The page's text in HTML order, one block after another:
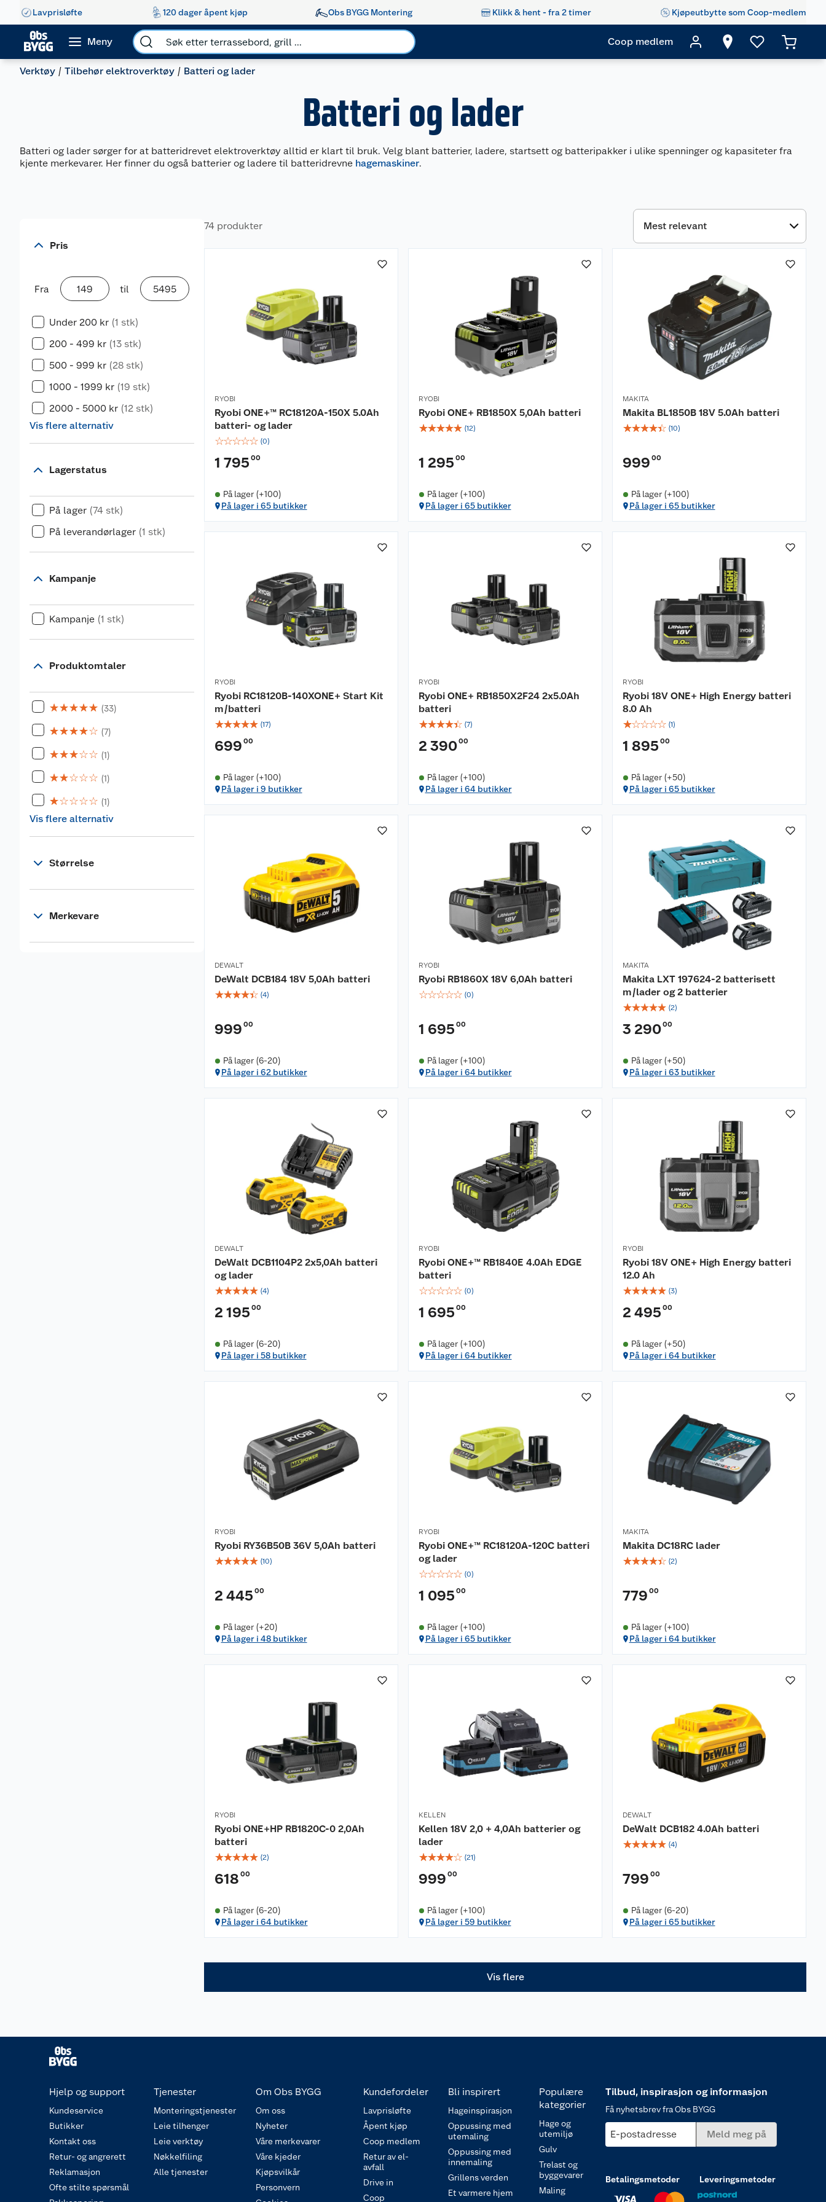
Lavprisløfte 120 dager åpent kjøp Obs BYGG Montering Klikk & hent - fra 2 timer Kjøpeutbytte som Coop-medlem
Meny Coop medlem
Verktøy Tilbehør elektroverktøy Batteri og lader
Batteri og lader
Batteri og lader sørger for at batteridrevet elektroverktøy alltid er klart til bruk. Velg blant batterier, ladere, startsett og batteripakker i ulike spenninger og kapasiteter fra
kjente merkevarer. Her finner du også batterier og ladere til batteridrevne hagemaskiner.
Pris
Fra til
Under 200 kr (1 stk)
200 - 499 kr (13 stk)
500 - 999 kr (28 stk)
1000 - 1999 kr (19 stk)
2000 - 5000 kr (12 stk)
Vis flere alternativ
Lagerstatus
På lager (74 stk)
På leverandørlager (1 stk)
Kampanje
Kampanje (1 stk)
Produktomtaler
☆☆☆☆☆ (33)
☆☆☆☆☆ (7)
☆☆☆☆☆ (1)
☆☆☆☆☆ (1)
☆☆☆☆☆ (1)
Vis flere alternativ
Størrelse
Merkevare
74 produkter
RYOBI
Ryobi ONE+™ RC18120A-150X 5.0Ah
batteri- og lader
☆☆☆☆☆ (0)
1 795 00
På lager (+100)
På lager i 65 butikker
RYOBI
Ryobi ONE+ RB1850X 5,0Ah batteri
☆☆☆☆☆ (12)
1 295 00
På lager (+100)
På lager i 65 butikker
MAKITA
Makita BL1850B 18V 5.0Ah batteri
☆☆☆☆☆ (10)
999 00
På lager (+100)
På lager i 65 butikker
RYOBI
Ryobi RC18120B-140XONE+ Start Kit
m/batteri
☆☆☆☆☆ (17)
699 00
På lager (+100)
På lager i 9 butikker
RYOBI
Ryobi ONE+ RB1850X2F24 2x5.0Ah
batteri
☆☆☆☆☆ (7)
2 39000
På lager (+100)
På lager i 64 butikker
RYOBI
Ryobi 18V ONE+ High Energy batteri
8.0 Ah
☆☆☆☆☆ (1)
1 895 00
På lager (+50)
På lager i 65 butikker
DEWALT
DeWalt DCB184 18V 5,0Ah batteri
☆☆☆☆☆ (4)
999 00
På lager (6-20)
På lager i 62 butikker
RYOBI
Ryobi RB1860X 18V 6,0Ah batteri
☆☆☆☆☆ (0)
1 695 00
På lager (+100)
På lager i 64 butikker
MAKITA
Makita LXT 197624-2 batterisett
m/lader og 2 batterier
☆☆☆☆☆ (2)
3 29000
På lager (+50)
På lager i 63 butikker
DEWALT
DeWalt DCB1104P2 2x5,0Ah batteri
og lader
☆☆☆☆☆ (4)
2 195 00
På lager (6-20)
På lager i 58 butikker
RYOBI
Ryobi ONE+™ RB1840E 4.0Ah EDGE
batteri
☆☆☆☆☆ (0)
1 695 00
På lager (+100)
På lager i 64 butikker
RYOBI
Ryobi 18V ONE+ High Energy batteri
12.0 Ah
☆☆☆☆☆ (3)
2 495 00
På lager (+50)
På lager i 64 butikker
RYOBI
Ryobi RY36B50B 36V 5,0Ah batteri
☆☆☆☆☆ (10)
2 445 00
På lager (+20)
På lager i 48 butikker
RYOBI
Ryobi ONE+™ RC18120A-120C batteri
og lader
☆☆☆☆☆ (0)
1 095 00
På lager (+100)
På lager i 65 butikker
MAKITA
Makita DC18RC lader
☆☆☆☆☆ (2)
779 00
På lager (+100)
På lager i 64 butikker
RYOBI
Ryobi ONE+HP RB1820C-0 2,0Ah
batteri
☆☆☆☆☆ (2)
618 00
På lager (6-20)
På lager i 64 butikker
KELLEN
Kellen 18V 2,0 + 4,0Ah batterier og
lader
☆☆☆☆☆ (21)
999 00
På lager (+100)
På lager i 59 butikker
DEWALT
DeWalt DCB182 4.0Ah batteri
☆☆☆☆☆ (4)
799 00
På lager (6-20)
På lager i 65 butikker
Vis flere
Hjelp og support
Kundeservice
Butikker
Kontakt oss
Retur- og angrerett
Reklamasjon
Ofte stilte spørsmål
Tjenester
Monteringstjenester
Leie tilhenger
Leie verktøy
Nøkkelfiling
Alle tjenester
Om Obs BYGG
Om oss
Nyheter
Våre merkevarer
Våre kjeder
Kjøpsvilkår
Personvern
Kundefordeler
Lavprisløfte
Åpent kjøp
Coop medlem
Retur av el-
avfall
Drive in
Coop
Bli inspirert
Hageinspirasjon
Oppussing med
utemaling
Oppussing med
innemaling
Grillens verden
Et varmere hjem
Populære
kategorier
Hage og
utemiljø
Gulv
Trelast og
byggevarer
Maling
Tilbud, inspirasjon og informasjon
Få nyhetsbrev fra Obs BYGG
E-postadresse Meld meg på
Betalingsmetoder Leveringsmetoder